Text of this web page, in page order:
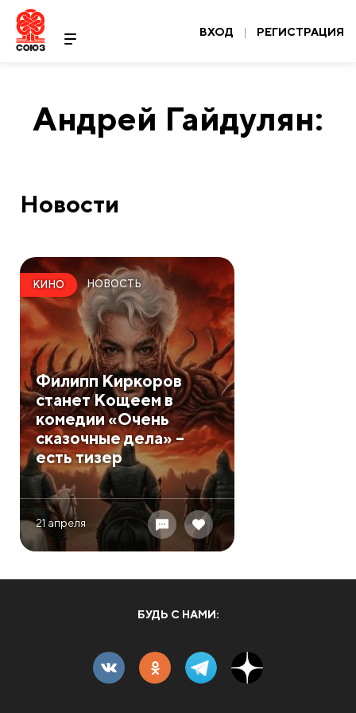
ВХОД | РЕГИСТРАЦИЯ
Андрей Гайдулян:
Новости
КИНО НОВОСТЬ
Филипп Киркоров
станет Кощеем в
комедии «Очень
сказочные дела» –
есть тизер
21 апреля
БУДЬ С НАМИ: